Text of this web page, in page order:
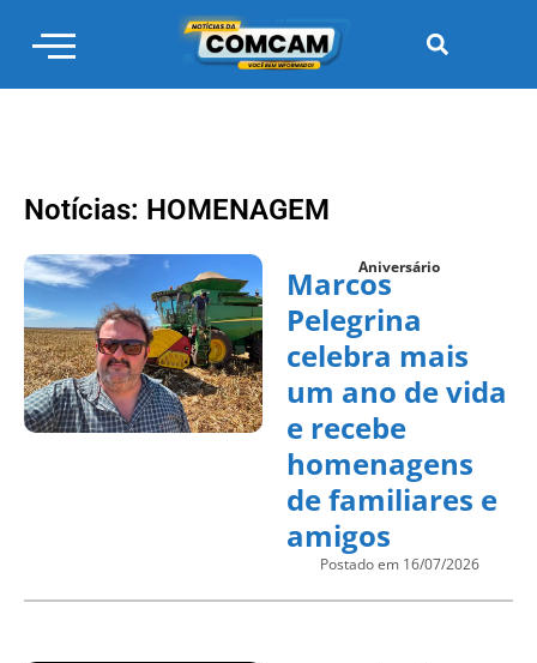
Notícias: HOMENAGEM
Aniversário
Marcos
Pelegrina
celebra mais
um ano de vida
e recebe
homenagens
de familiares e
amigos
Postado em 16/07/2026